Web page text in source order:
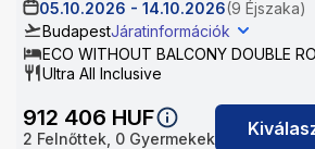
05.10.2026 - 14.10.2026(9 Éjszaka)
BudapestJáratinformációk
ECO WITHOUT BALCONY DOUBLE
Ultra All Inclusive
912 406 HUF
2 Felnőttek, 0 Gyermekek